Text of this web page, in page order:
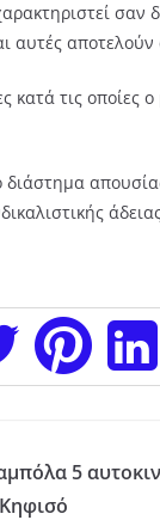
σαν
αυτές
κατά τις
5